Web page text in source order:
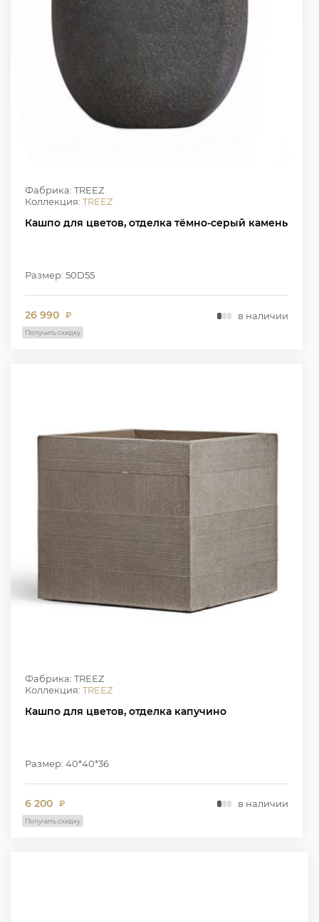
Фабрика: TREEZ
Коллекция: TREEZ
Кашпо для цветов, отделка тёмно-серый камень
Размер: 50D55
26 990 ₽ в наличии
Получить скидку
Фабрика: TREEZ
Коллекция: TREEZ
Кашпо для цветов, отделка капучино
Размер: 40*40*36
6 200 ₽ в наличии
Получить скидку